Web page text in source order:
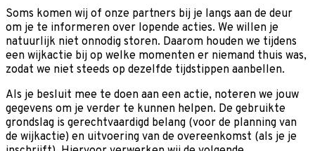
Soms komen wij of onze partners bij je langs aan de deur
om je te informeren over lopende acties. We willen je
natuurlijk niet onnodig storen. Daarom houden we tijdens
een wijkactie bij op welke momenten er niemand thuis was,
zodat we niet steeds op dezelfde tijdstippen aanbellen.
Als je besluit mee te doen aan een actie, noteren we jouw
gegevens om je verder te kunnen helpen. De gebruikte
grondslag is gerechtvaardigd belang (voor de planning van
de wijkactie) en uitvoering van de overeenkomst (als je je